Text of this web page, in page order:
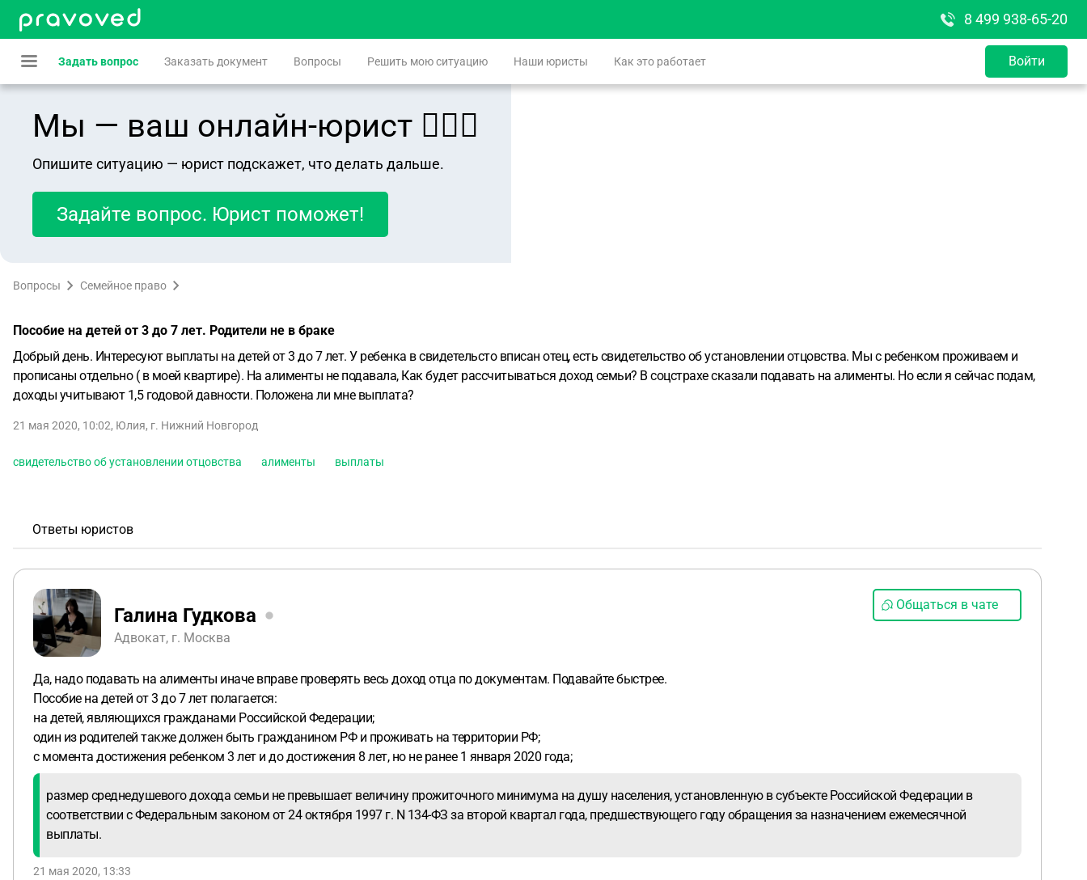
8 499 938-65-20
Задать вопрос Заказать документ Вопросы Решить мою ситуацию Наши юристы Как это работает Войти
Мы — ваш онлайн-юрист 👨🏻‍⚖️
Опишите ситуацию — юрист подскажет, что делать дальше.
Задайте вопрос. Юрист поможет!
Вопросы Семейное право
Пособие на детей от 3 до 7 лет. Родители не в браке
Добрый день. Интересуют выплаты на детей от 3 до 7 лет. У ребенка в свидетельсто вписан отец, есть свидетельство об установлении отцовства. Мы с ребенком проживаем и
прописаны отдельно ( в моей квартире). На алименты не подавала, Как будет рассчитываться доход семьи? В соцстрахе сказали подавать на алименты. Но если я сейчас подам,
доходы учитывают 1,5 годовой давности. Положена ли мне выплата?
21 мая 2020, 10:02, Юлия, г. Нижний Новгород
свидетельство об установлении отцовства алименты выплаты
Ответы юристов
Галина Гудкова
Адвокат, г. Москва
Общаться в чате
Да, надо подавать на алименты иначе вправе проверять весь доход отца по документам. Подавайте быстрее.
Пособие на детей от 3 до 7 лет полагается:
на детей, являющихся гражданами Российской Федерации;
один из родителей также должен быть гражданином РФ и проживать на территории РФ;
с момента достижения ребенком 3 лет и до достижения 8 лет, но не ранее 1 января 2020 года;
размер среднедушевого дохода семьи не превышает величину прожиточного минимума на душу населения, установленную в субъекте Российской Федерации в
соответствии с Федеральным законом от 24 октября 1997 г. N 134-ФЗ за второй квартал года, предшествующего году обращения за назначением ежемесячной
выплаты.
21 мая 2020, 13:33